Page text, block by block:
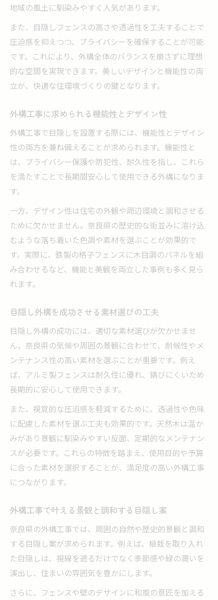
地域の風土に馴染みやすく人気があります。
また、目隠しフェンスの高さや透過性を工夫することで
圧迫感を抑えつつ、プライバシーを確保することが可能
です。これにより、外構全体のバランスを崩さずに理想
的な空間を実現できます。美しいデザインと機能性の両
立が、快適な住環境づくりの鍵となります。
外構工事に求められる機能性とデザイン性
外構工事で目隠しを設置する際には、機能性とデザイン
性の両方を兼ね備えることが求められます。機能性と
は、プライバシー保護や防犯性、耐久性を指し、これら
を満たすことで長期間安心して使用できる外構になりま
す。
一方、デザイン性は住宅の外観や周辺環境と調和させる
ために欠かせません。奈良県の歴史的な街並みに溶け込
むような落ち着いた色調や素材を選ぶことが効果的で
す。実際に、鉄製の格子フェンスに木目調のパネルを組
み合わせるなど、機能と美観を両立した事例も多く見ら
れます。
目隠し外構を成功させる素材選びの工夫
目隠し外構の成功には、適切な素材選びが欠かせませ
ん。奈良県の気候や周囲の景観に合わせて、耐候性やメ
ンテナンス性の高い素材を選ぶことが重要です。例え
ば、アルミ製フェンスは耐久性に優れ、錆びにくいため
長期的に安心して使用できます。
また、視覚的な圧迫感を軽減するために、透過性や色味
に配慮した素材を選ぶ工夫も効果的です。天然木は温か
みがあり景観に馴染みやすい反面、定期的なメンテナン
スが必要です。これらの特徴を踏まえ、使用目的や予算
に合った素材を選択することが、満足度の高い外構工事
につながります。
外構工事で叶える景観と調和する目隠し案
奈良県の外構工事では、周囲の自然や歴史的景観と調和
する目隠し案が求められます。例えば、植栽を取り入れ
た目隠しは、視線を遮るだけでなく季節感や緑の潤いを
演出し、住まいの雰囲気を豊かにします。
さらに、フェンスや壁のデザインに和風の意匠を加える